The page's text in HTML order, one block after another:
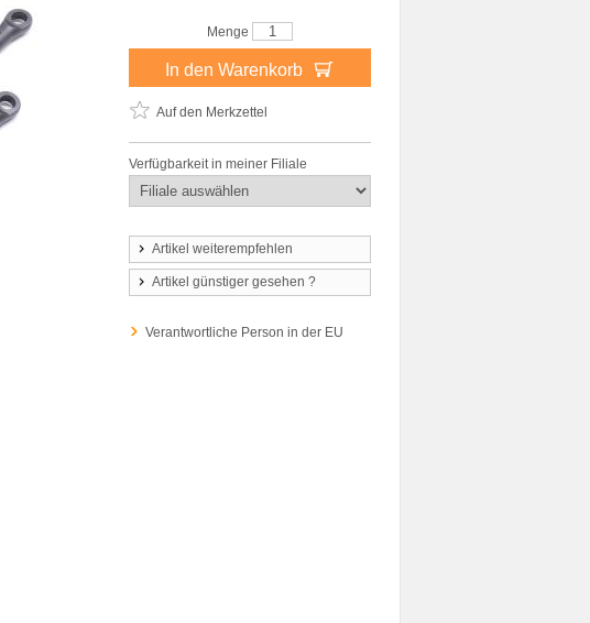
Menge
In den Warenkorb
Auf den Merkzettel
Verfügbarkeit in meiner Filiale
Artikel weiterempfehlen
Artikel günstiger gesehen ?
Verantwortliche Person in der EU